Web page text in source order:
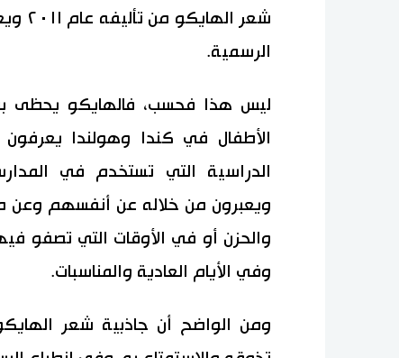
شعر
الرسمية.
ليس هذا فحسب، فالهايكو يحظى
الأطفال في كندا وهولندا
الدراسية التي تستخدم في
ويعبرون من خلاله عن أنفسهم
والحزن أو في الأوقات التي تصفو
وفي الأيام العادية والمناسبات.
ومن الواضح أن جاذبية شعر